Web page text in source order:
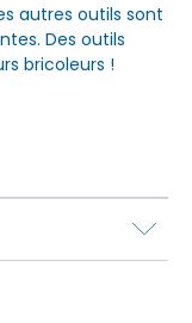
autres outils sont
Des outils
bricoleurs !